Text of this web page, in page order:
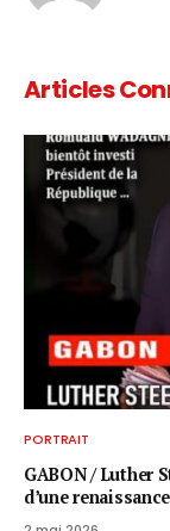
Articles
PORTRAIT
GABON / ​Luther
d’une